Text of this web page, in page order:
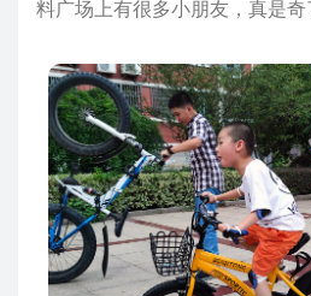
料广场上有很多小朋友，真是奇